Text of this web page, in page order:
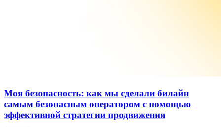
Моя безопасность: как мы сделали билайн
самым безопасным оператором с помощью
эффективной стратегии продвижения